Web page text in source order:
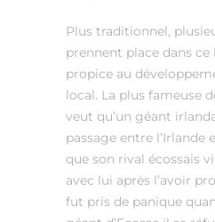
Plus traditionnel,
prennent place dans ce
propice au
local. La plus fameuse
veut qu’un géant
passage entre l’Irlande
que son rival écossais
avec lui après l’avoir
fut pris de panique